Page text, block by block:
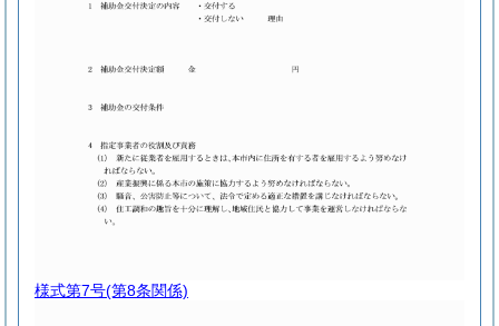
様式第7号(第8条関係)